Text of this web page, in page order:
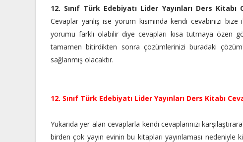
12. Sınıf Türk Edebiyatı Lider Yayınları Ders Kitabı
Cevaplar yanlış ise yorum kısmında kendi cevabınızı
yorumu farklı olabilir diye cevapları kısa tutmaya özen
tamamen bitirdikten sonra çözümlerinizi buradaki
sağlanmış olacaktır.
12. Sınıf Türk Edebiyatı Lider Yayınları Ders Kitabı
Yukarıda yer alan cevaplarla kendi cevaplarınızı
birden çok yayın evinin bu kitapları yayınlaması nedeniyle